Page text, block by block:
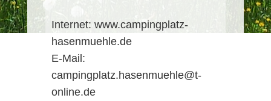
Internet: www.campingplatz-
hasenmuehle.de
E-Mail:
campingplatz.hasenmuehle@t-
online.de